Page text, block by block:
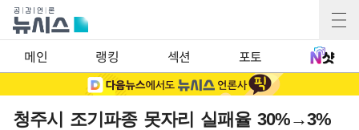
메인 랭킹 섹션 포토
청주시 조기파종 못자리 실패율 30%→3%